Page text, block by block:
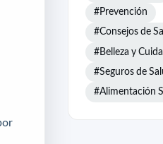
#Prevención
#Consejos de
#Belleza y
#Seguros de
#Alimentación